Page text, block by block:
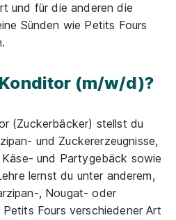
und für die anderen die
Sünden wie Petits Fours
(m/w/d)?
(Zuckerbäcker) stellst du
und Zuckererzeugnisse,
und Partygebäck sowie
lernst du unter anderem,
, Nougat- oder
Fours verschiedener Art